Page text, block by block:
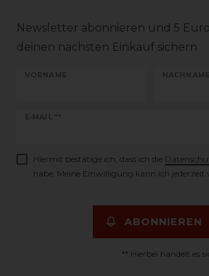
Newsletter abonnieren und 5
deinen nächsten Einkauf sichern
VORNAME NACHNAME
E-MAIL **
Newsletter
Hiermit bestätige ich, dass ich die
habe. Meine Einwilligung kann ich jederzeit
ABONNIEREN
** Hierbei handelt es